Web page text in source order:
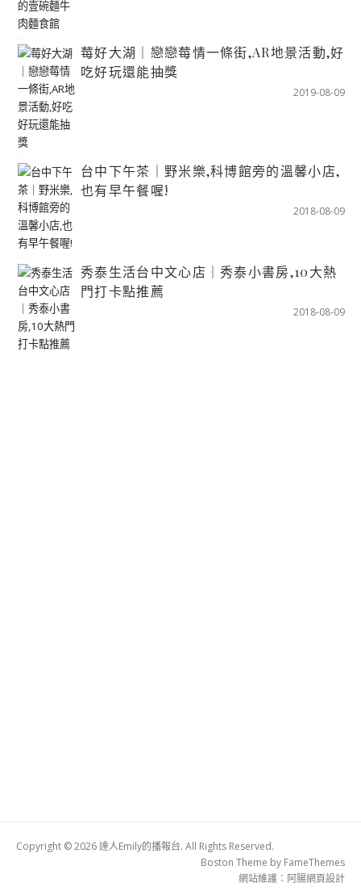
莓好大湖｜戀戀莓情一條街,AR地景活動,好
吃好玩還能抽獎
2019-08-09
台中下午茶｜野米樂,科博館旁的溫馨小店,
也有早午餐喔!
2018-08-09
秀泰生活台中文心店｜秀泰小書房,10大熱
門打卡點推薦
2018-08-09
Copyright © 2026 達人Emily的播報台. All Rights Reserved.
Boston Theme by FameThemes
網站維護： 阿腸網頁設計